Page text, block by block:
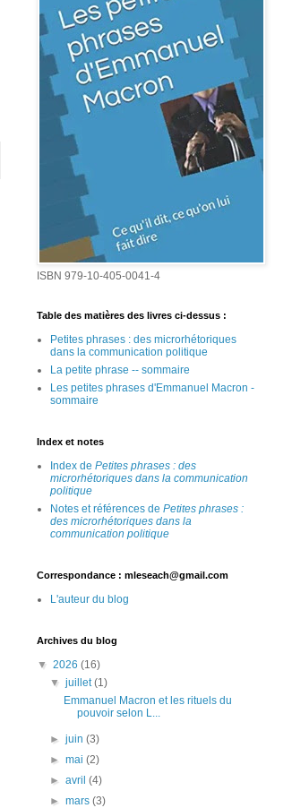
ISBN 979-10-405-0041-4
Table des matières des livres ci-dessus :
Petites phrases : des microrhétoriques
dans la communication politique
La petite phrase -- sommaire
Les petites phrases d'Emmanuel Macron -
sommaire
Index et notes
Index de Petites phrases : des
microrhétoriques dans la communication
politique
Notes et références de Petites phrases :
des microrhétoriques dans la
communication politique
Correspondance : mleseach@gmail.com
L'auteur du blog
Archives du blog
▼ 2026 (16)
▼juillet(1)
Emmanuel Macron et les rituels du
pouvoir selon L...
►juin(3)
►mai(2)
►avril(4)
►mars(3)